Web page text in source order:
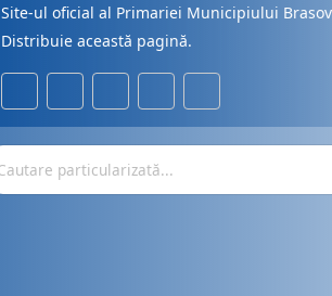
Site-ul oficial al Primariei Municipiului
Distribuie această pagină.